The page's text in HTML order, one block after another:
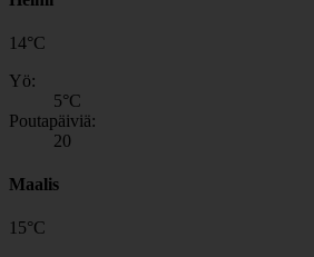
14°C
Yö:
5°C
Poutapäiviä:
20
Maalis
15°C